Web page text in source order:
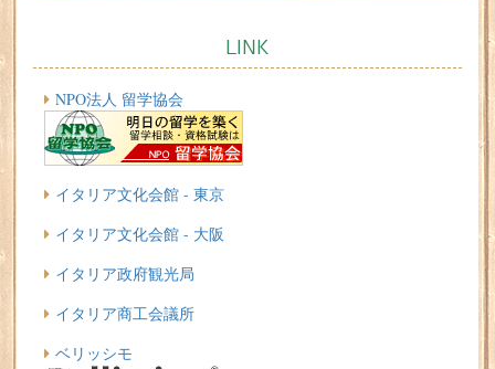
LINK
NPO法人 留学協会
イタリア文化会館 - 東京
イタリア文化会館 - 大阪
イタリア政府観光局
イタリア商工会議所
ベリッシモ